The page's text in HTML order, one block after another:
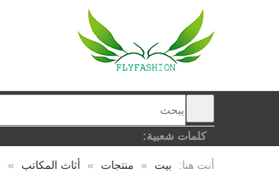
كلمات شعبية:
أنت هنا: بيت » منتجات » أثاث المكاتب »